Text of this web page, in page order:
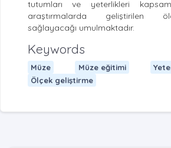
tutumları ve yeterlikleri
araştırmalarda geliştirilen
sağlayacağı umulmaktadır.
Keywords
Müze Müze eğitimi
Ölçek geliştirme